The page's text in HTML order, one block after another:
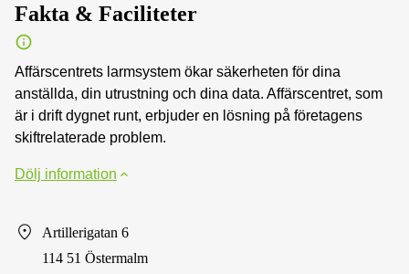
Fakta & Faciliteter
Affärscentrets larmsystem ökar säkerheten för dina
anställda, din utrustning och dina data. Affärscentret, som
är i drift dygnet runt, erbjuder en lösning på företagens
skiftrelaterade problem.
Dölj information
Artillerigatan 6
114 51 Östermalm